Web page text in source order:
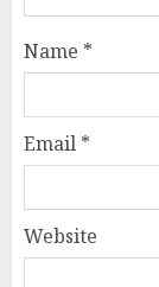
Name *
Email *
Website